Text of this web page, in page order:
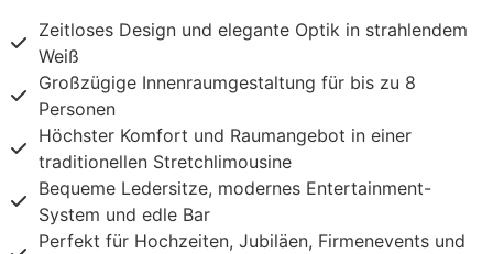
Zeitloses Design und elegante Optik in strahlendem
Weiß
Großzügige Innenraumgestaltung für bis zu 8
Personen
Höchster Komfort und Raumangebot in einer
traditionellen Stretchlimousine
Bequeme Ledersitze, modernes Entertainment-
System und edle Bar
Perfekt für Hochzeiten, Jubiläen, Firmenevents und